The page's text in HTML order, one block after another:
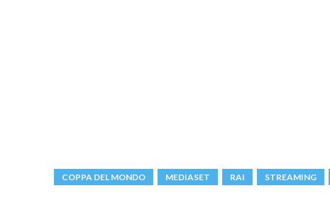
COPPA DEL MONDO MEDIASET RAI STREAMING